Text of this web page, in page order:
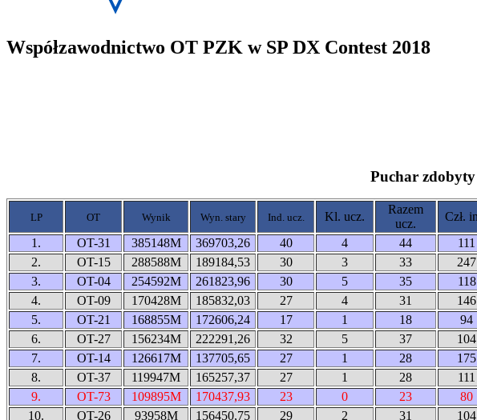
Współzawodnictwo OT PZK w SP DX Contest 2018
Puchar
LP OT Wynik Wyn. stary Ind. ucz. Kl. ucz.
Razem
ucz.
Czł.
1.
OT-31 385148M 369703,26 40 4 44 111
2.
OT-15 288588M 189184,53 30 3 33 247
3.
OT-04 254592M 261823,96 30 5 35 118
4.
OT-09 170428M 185832,03 27 4 31 146
5.
OT-21 168855M 172606,24 17 1 18 94
6.
OT-27 156234M 222291,26 32 5 37 104
7.
OT-14 126617M 137705,65 27 1 28 175
8.
OT-37 119947M 165257,37 27 1 28 111
9.
OT-73 109895M 170437,93 23 0 23 80
10.
OT-26 93958M 156450,75 29 2 31 104